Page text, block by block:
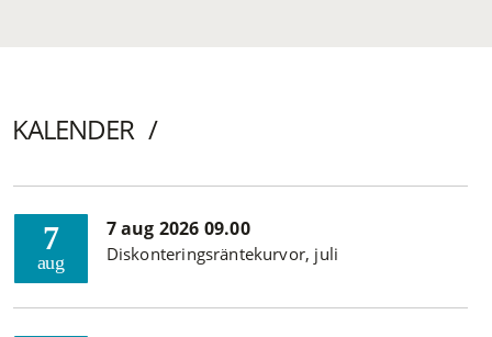
KALENDER
7
aug
7 aug 2026 09.00
Diskonteringsräntekurvor, juli